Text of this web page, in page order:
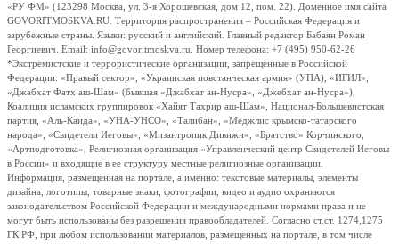
«РУ ФМ» (123298 Москва, ул. 3-я Хорошевская, дом 12, пом. 22). Доменное имя сайта
GOVORITMOSKVA.RU. Территория распространения – Российская Федерация и
зарубежные страны. Языки: русский и английский. Главный редактор Бабаян Роман
Георгиевич. Email: info@govoritmoskva.ru. Номер телефона: +7 (495) 950-62-26
*Экстремистские и террористические организации, запрещенные в Российской
Федерации: «Правый сектор», «Украинская повстанческая армия» (УПА), «ИГИЛ»,
«Джабхат Фатх аш-Шам» (бывшая «Джабхат ан-Нусра», «Джебхат ан-Нусра»),
Коалиция исламских группировок «Хайят Тахрир аш-Шам», Национал-Большевистская
партия, «Аль-Каида», «УНА-УНСО», «Талибан», «Меджлис крымско-татарского
народа», «Свидетели Иеговы», «Мизантропик Дивижн», «Братство» Корчинского,
«Артподготовка», Религиозная организация «Управленческий центр Свидетелей Иеговы
в России» и входящие в ее структуру местные религиозные организации.
Информация, размещенная на портале, а именно: текстовые материалы, элементы
дизайна, логотипы, товарные знаки, фотографии, видео и аудио охраняются
законодательством Российской Федерации и международными нормами права и не
могут быть использованы без разрешения правообладателей. Согласно ст.ст. 1274,1275
ГК РФ, при любом использовании материалов, размещенных на портале, в том числе